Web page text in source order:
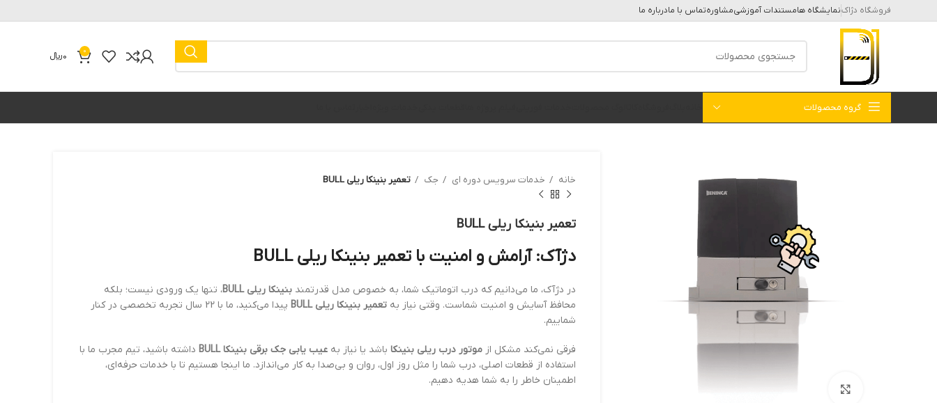
فروشگاه دژاکنمایشگاه هامستندات آموزشیمشاورهتماس با مادرباره ما
0
0﷼
گروه محصولات
خانه خدمات سرویس دوره ای جک تعمیر بنینکا ریلی BULL
تعمیر بنینکا ریلی BULL
دژآک: آرامش و امنیت باتعمیر بنینکا ریلی BULL
در دژآک، ما می‌دانیم که درب اتوماتیک شما، به خصوص مدل قدرتمندبنینکا ریلی BULL
، تنها یک ورودی نیست؛ بلکه
محافظ آسایش و امنیت شماست. وقتی نیاز بهتعمیر بنینکا ریلی BULL
پیدا می‌کنید، ما با 22 سال تجربه تخصصی در کنار
شماییم.
فرقی نمی‌کند مشکل ازموتور درب ریلی بنینکا باشد یا نیاز بهعیب یابی جک برقی بنینکا BULL
داشته باشید، تیم مجرب ما با
استفاده از قطعات اصلی، درب شما را مثل روز اول، روان و بی‌صدا به کار می‌اندازد. ما اینجا هستیم تا با خدمات حرفه‌ای،
اطمینان خاطر را به شما هدیه دهیم.